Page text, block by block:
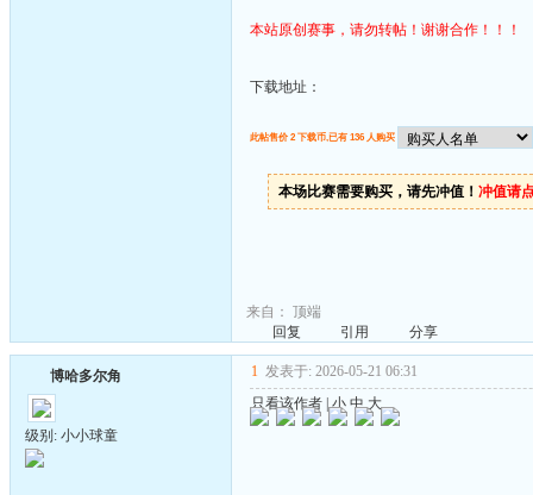
本站原创赛事，请勿转帖！谢谢合作！！！
下载地址：
此帖售价 2 下载币,已有 136 人购买
本场比赛需要购买，请先冲值！ 冲值请
来自： 顶端
回复
引用 分享
博哈多尔角
级别: 小小球童
1 发表于: 2026-05-21 06:31
只看该作者 |小 中 大